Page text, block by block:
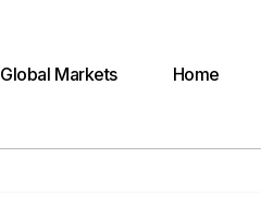
Home
Global Markets